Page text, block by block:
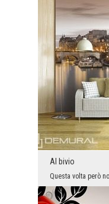
Al bivio